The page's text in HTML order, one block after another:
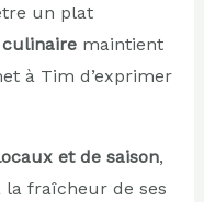
un plat
maintient
à Tim d’exprimer
et de saison,
fraîcheur de ses